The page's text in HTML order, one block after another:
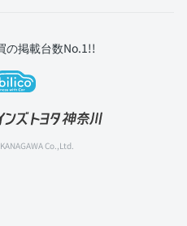
Co.,Ltd.